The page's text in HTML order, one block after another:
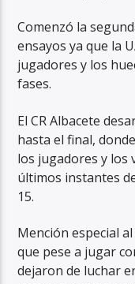
Comenzó la
ensayos ya que la
jugadores y los
fases.
El CR Albacete
hasta el final,
los jugadores y los
últimos instantes
15.
Mención especial
que pese a jugar
dejaron de luchar